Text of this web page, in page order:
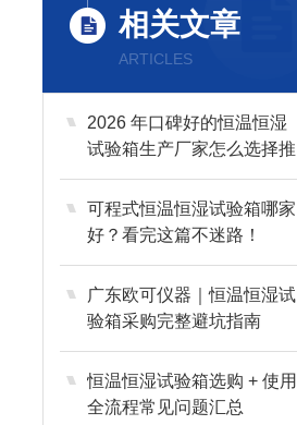
相关文章
ARTICLES
2026 年口碑好的恒温恒湿
试验箱生产厂家怎么选择推
荐？
可程式恒温恒湿试验箱哪家
好？看完这篇不迷路！
广东欧可仪器｜恒温恒湿试
验箱采购完整避坑指南
恒温恒湿试验箱选购 + 使用
全流程常见问题汇总